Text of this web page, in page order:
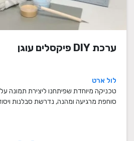
ערכת DIY פיקסלים עוגן
לול ארט
טכניקה מיוחדת שפיתחנו ליצירת תמונה
סוחפת מרגיעה ומהנה, נדרשת סבלנות